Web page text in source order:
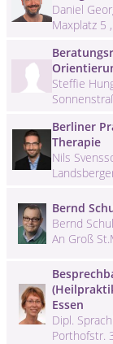
Daniel
Maxplatz 5
Steffie
Berliner
Therapie
Nils
Bernd
Bernd
An Groß
Essen
Dipl.
Porthofstr.